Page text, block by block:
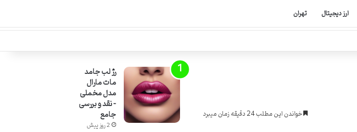
ارز دیجیتال تهران
خواندن این مطلب 24 دقیقه زمان میبرد
رژ لب جامد
مات مارال
مدل مخملی
– نقد و بررسی
جامع
2 روز پیش